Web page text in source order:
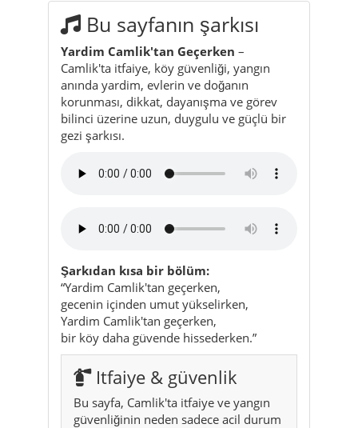
korunması, dikkat, dayanışma ve görev
bilinci üzerine uzun, duygulu ve güçlü bir
gezi şarkısı.
gecenin içinden umut yükselirken,
Yardim Camlik'tan geçerken,
Itfaiye & güvenlik
Bu sayfa, Camlik'ta itfaiye ve yangın
güvenliğinin neden sadece acil durum
konusu olmadığını ayrıntılı biçimde
anlatır. Burada konu; koruma,
hazırlık, dikkat, hızlı müdahale ve köy
yaşamının güvenli biçimde
sürmesidir.